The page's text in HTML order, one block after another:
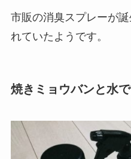
市販の消臭スプレーが
れていたようです。
焼きミョウバンと水